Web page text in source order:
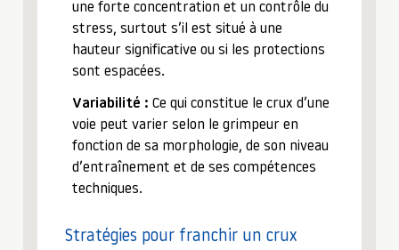
une forte concentration et un contrôle du
stress, surtout s’il est situé à une
hauteur significative ou si les protections
sont espacées.
Variabilité : Ce qui constitue le crux d’une
voie peut varier selon le grimpeur en
fonction de sa morphologie, de son niveau
d’entraînement et de ses compétences
techniques.
Stratégies pour franchir un crux